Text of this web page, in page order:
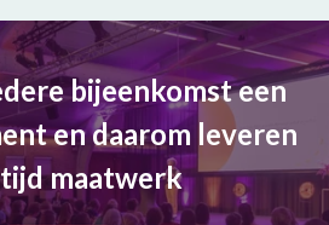
bijeenkomst een
en daarom leveren
maatwerk